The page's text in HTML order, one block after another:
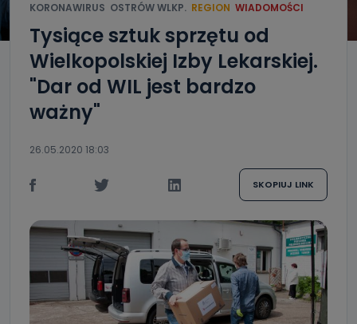
KORONAWIRUS OSTRÓW WLKP. REGION WIADOMOŚCI
Tysiące sztuk sprzętu od
Wielkopolskiej Izby Lekarskiej.
"Dar od WIL jest bardzo
ważny"
26.05.2020 18:03
SKOPIUJ LINK